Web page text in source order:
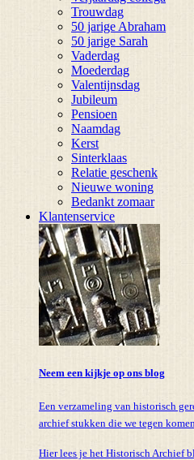
Trouwdag
50 jarige Abraham
50 jarige Sarah
Vaderdag
Moederdag
Valentijnsdag
Jubileum
Pensioen
Naamdag
Kerst
Sinterklaas
Relatie geschenk
Nieuwe woning
Bedankt zomaar
Klantenservice
Neem een kijkje op ons blog
Een verzameling van historisch
archief stukken die we tegen komen.
Hier lees je het Historisch Archief